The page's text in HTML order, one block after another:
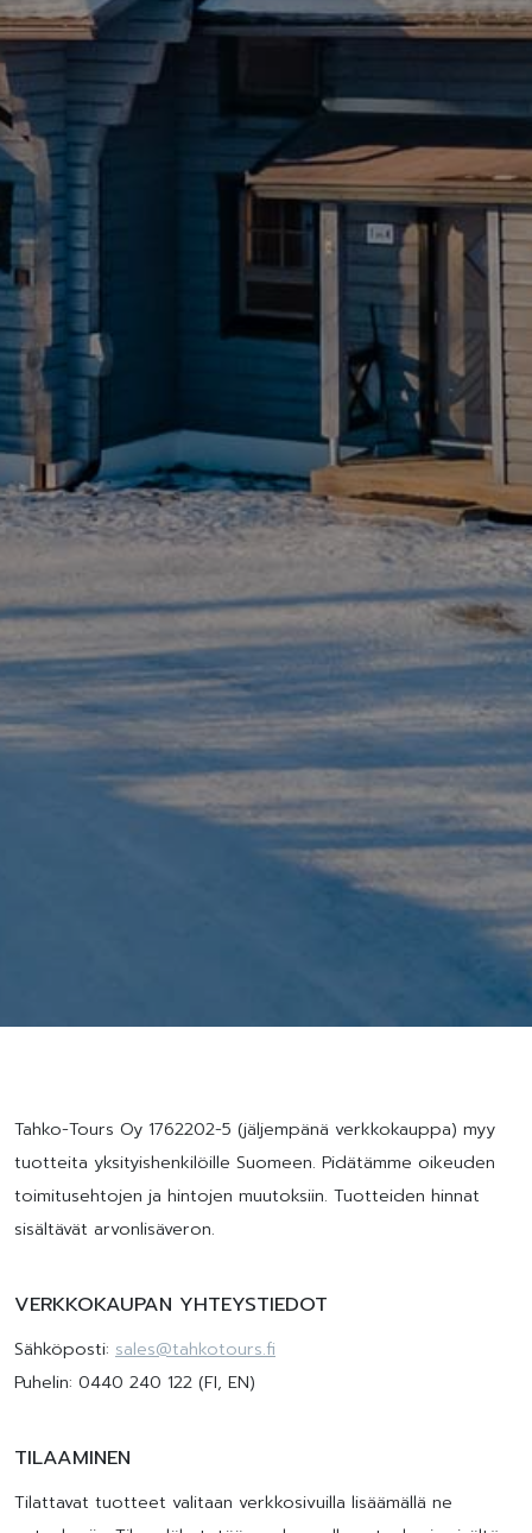
Tahko-Tours Oy 1762202-5 (jäljempänä verkkokauppa) myy
tuotteita yksityishenkilöille Suomeen. Pidätämme oikeuden
toimitusehtojen ja hintojen muutoksiin. Tuotteiden hinnat
sisältävät arvonlisäveron.
VERKKOKAUPAN YHTEYSTIEDOT
Sähköposti: sales@tahkotours.fi
Puhelin: 0440 240 122 (FI, EN)
TILAAMINEN
Tilattavat tuotteet valitaan verkkosivuilla lisäämällä ne